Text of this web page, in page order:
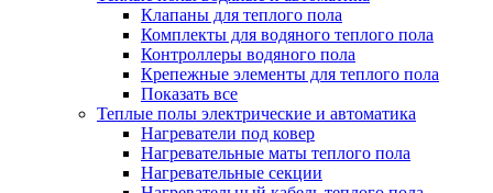
Клапаны для теплого пола
Комплекты для водяного теплого пола
Контроллеры водяного пола
Крепежные элементы для теплого пола
Показать все
Теплые полы электрические и автоматика
Нагреватели под ковер
Нагревательные маты теплого пола
Нагревательные секции